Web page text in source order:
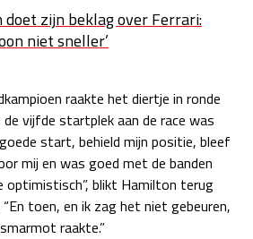
za 19:00 - 20:00
zo 17:00 - 19:00
zijn beklag over Ferrari:
niet sneller’
raakte het diertje in ronde
vijfde startplek aan de race was
start, behield mijn positie, bleef
mij en was goed met de banden
optimistisch”, blikt Hamilton terug
toen, en ik zag het niet gebeuren,
raakte.”